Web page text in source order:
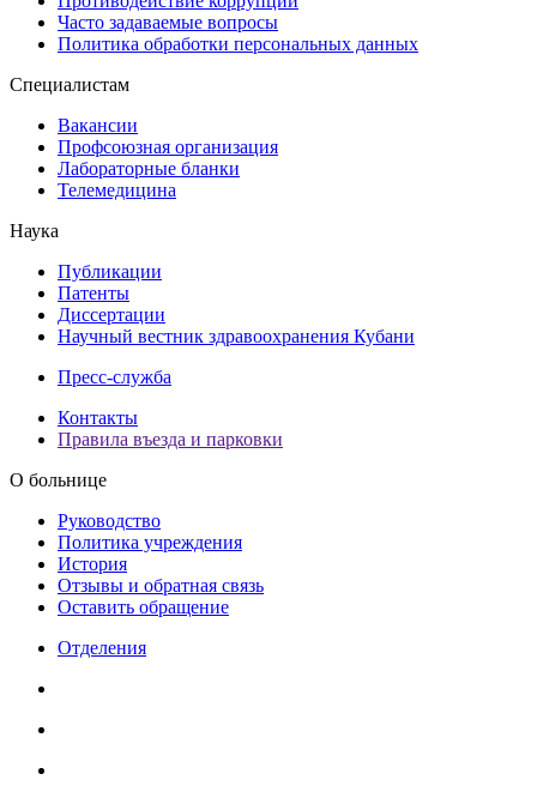
Часто задаваемые вопросы
Политика обработки персональных данных
Специалистам
Вакансии
Профсоюзная организация
Лабораторные бланки
Телемедицина
Наука
Публикации
Патенты
Диссертации
Научный вестник здравоохранения Кубани
Пресс-служба
Контакты
Правила въезда и парковки
О больнице
Руководство
Политика учреждения
История
Отзывы и обратная связь
Оставить обращение
Отделения